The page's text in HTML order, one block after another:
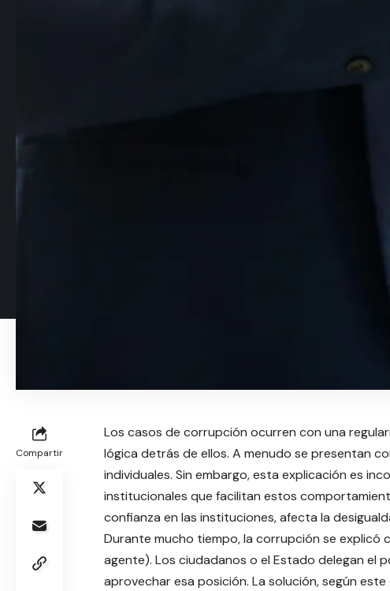
Compartir
Los casos de corrupción ocurren con una
lógica detrás de ellos. A menudo se presentan
individuales. Sin embargo, esta explicación es
institucionales que facilitan estos
confianza en las instituciones, afecta la
Durante mucho tiempo, la corrupción se
agente). Los ciudadanos o el Estado delegan el
aprovechar esa posición. La solución, según